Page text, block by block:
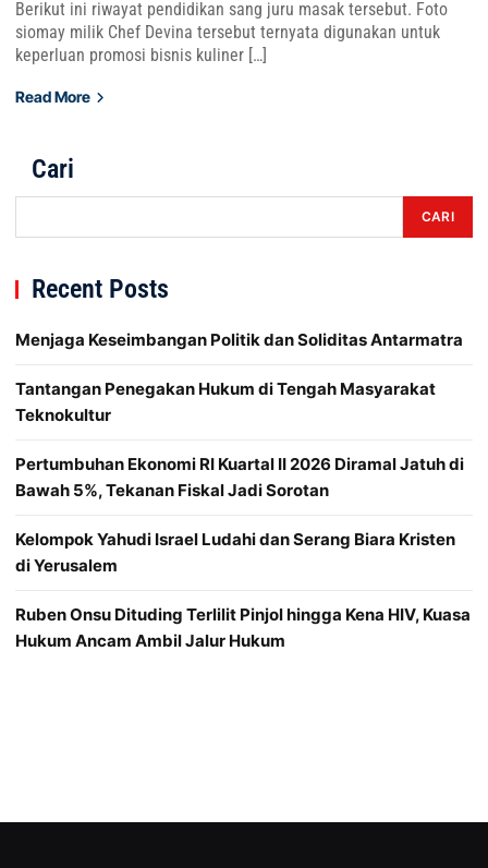
Berikut ini riwayat pendidikan sang juru masak tersebut. Foto
siomay milik Chef Devina tersebut ternyata digunakan untuk
keperluan promosi bisnis kuliner […]
Read More
Cari
CARI
Recent Posts
Menjaga Keseimbangan Politik dan Soliditas Antarmatra
Tantangan Penegakan Hukum di Tengah Masyarakat
Teknokultur
Pertumbuhan Ekonomi RI Kuartal II 2026 Diramal Jatuh di
Bawah 5%, Tekanan Fiskal Jadi Sorotan
Kelompok Yahudi Israel Ludahi dan Serang Biara Kristen
di Yerusalem
Ruben Onsu Dituding Terlilit Pinjol hingga Kena HIV, Kuasa
Hukum Ancam Ambil Jalur Hukum